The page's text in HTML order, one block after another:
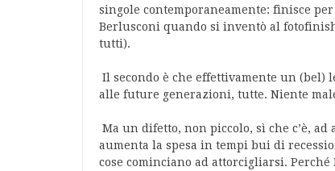
singole contemporaneamente: finisce
Berlusconi quando si inventò al
tutti).
Il secondo è che effettivamente un (bel)
alle future generazioni, tutte. Niente
Ma un difetto, non piccolo, sì che c’è,
aumenta la spesa in tempi bui di
cose cominciano ad attorcigliarsi.